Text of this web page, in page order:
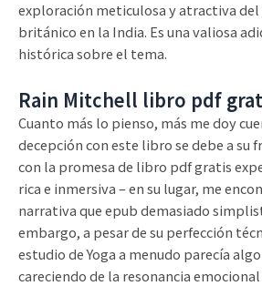
exploración meticulosa y atractiva
británico en la India. Es una valiosa
histórica sobre el tema.
Rain Mitchell libro pdf
Cuanto más lo pienso, más me doy
decepción con este libro se debe a su
con la promesa de libro pdf gratis
rica e inmersiva – en su lugar, me
narrativa que epub demasiado
embargo, a pesar de su perfección
estudio de Yoga a menudo parecía
careciendo de la resonancia